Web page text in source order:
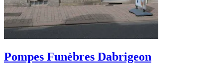
Pompes Funèbres Dabrigeon